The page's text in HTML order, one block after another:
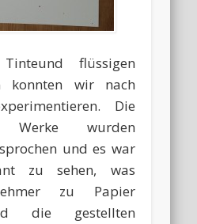
flüssigen
konnten wir nach
Die
Werke wurden
und es war
zu sehen, was
zu Papier
die gestellten